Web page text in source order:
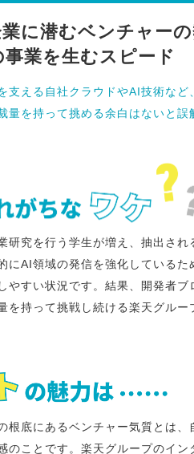
業に潜むベンチャー
事業を生むスピード
支える自社クラウドやAI技術な
量を持って挑める余白はないと誤
研究を行う学生が増え、抽出さ
にAI領域の発信を強化している
やすい状況です。結果、開発者
を持って挑戦し続ける楽天グル
根底にあるベンチャー気質とは
のことです。楽天グループのイ